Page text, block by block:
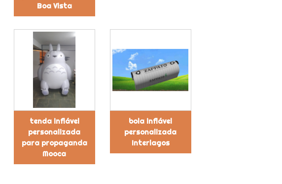
Boa Vista
tenda inflável
personalizada
para propaganda
Mooca
bola inflável
personalizada
Interlagos